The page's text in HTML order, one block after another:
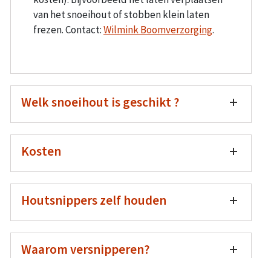
van het snoeihout of stobben klein laten
frezen. Contact:Wilmink Boomverzorging.
Welk snoeihout is geschikt ?
Kosten
Houtsnippers zelf houden
Waarom versnipperen?